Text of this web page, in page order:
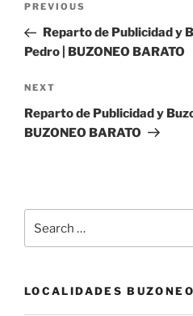
Previous
Post
PREVIOUS
Reparto de Publicidad y
Pedro | BUZONEO BARATO
Next
Post
NEXT
Reparto de Publicidad y
BUZONEO BARATO
LOCALIDADES BUZONEO